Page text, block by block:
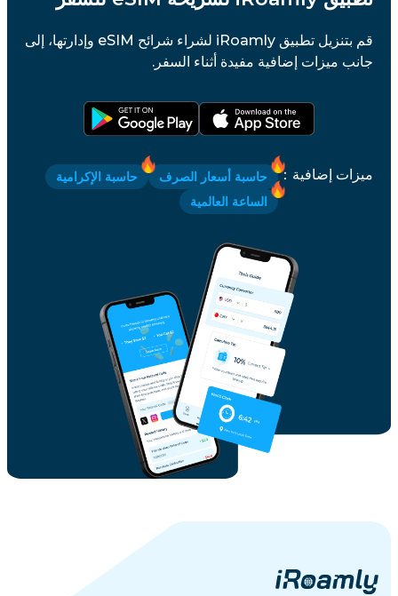
قم بتنزيل تطبيق iRoamly لشراء شرائح eSIM وإدارتها، إلى
جانب ميزات إضافية مفيدة أثناء السفر.
ميزات إضافية ： حاسبة أسعار الصرف
حاسبة الإكرامية
الساعة العالمية